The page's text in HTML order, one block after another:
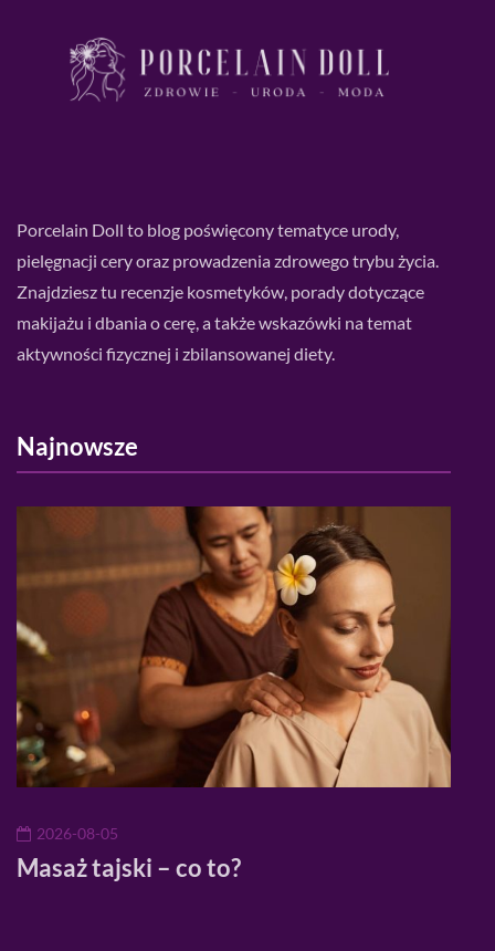
Porcelain Doll to blog poświęcony tematyce urody,
pielęgnacji cery oraz prowadzenia zdrowego trybu życia.
Znajdziesz tu recenzje kosmetyków, porady dotyczące
makijażu i dbania o cerę, a także wskazówki na temat
aktywności fizycznej i zbilansowanej diety.
Najnowsze
2026-08-05
Masaż tajski – co to?